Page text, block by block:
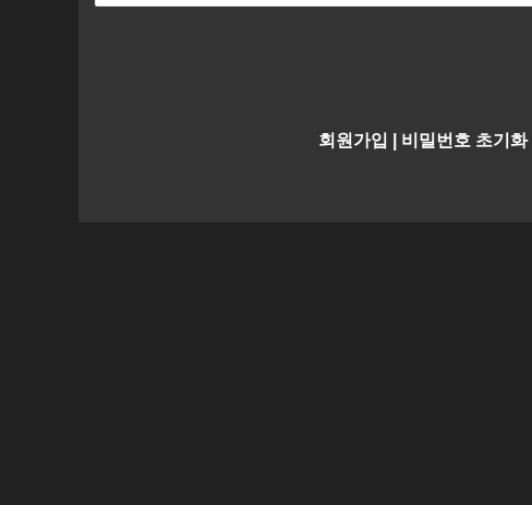
회원가입 비밀번호 초기화